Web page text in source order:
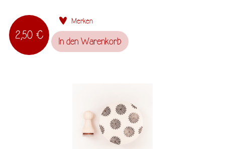
2,50 €
Merken
In den Warenkorb